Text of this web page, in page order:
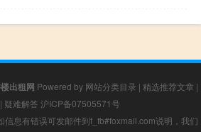
出租网 Powered by 网站分类目录 | 精选推荐文章 |
| 疑难解答 沪ICP备07505571号
信息有错误可发邮件到f_fb#foxmail.com说明，我们